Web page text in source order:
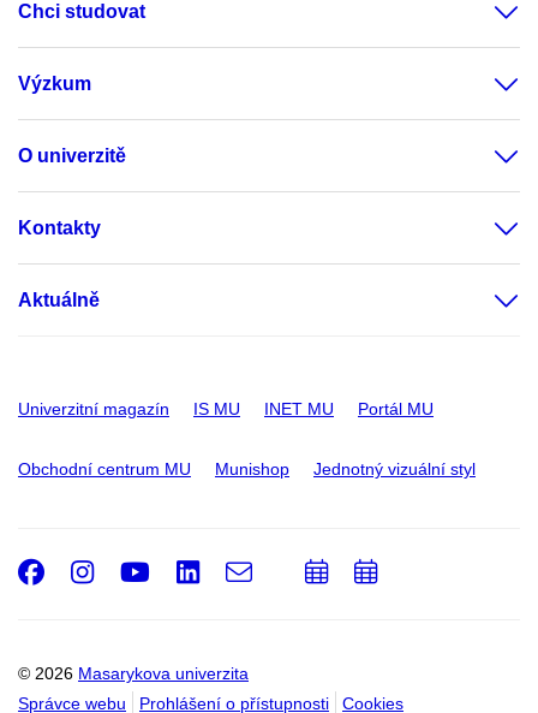
Chci studovat
Výzkum
O univerzitě
Kontakty
Aktuálně
Univerzitní magazín IS MU INET MU Portál MU
Obchodní centrum MU Munishop Jednotný vizuální styl
© 2026 Masarykova univerzita
Správce webu
Prohlášení o přístupnosti Cookies
Facebook
Instagram
Youtube
LinkedIn
e-
PřidatPřidat